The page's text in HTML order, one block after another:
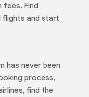
fees. Find
flights and start
has never been
process,
find the